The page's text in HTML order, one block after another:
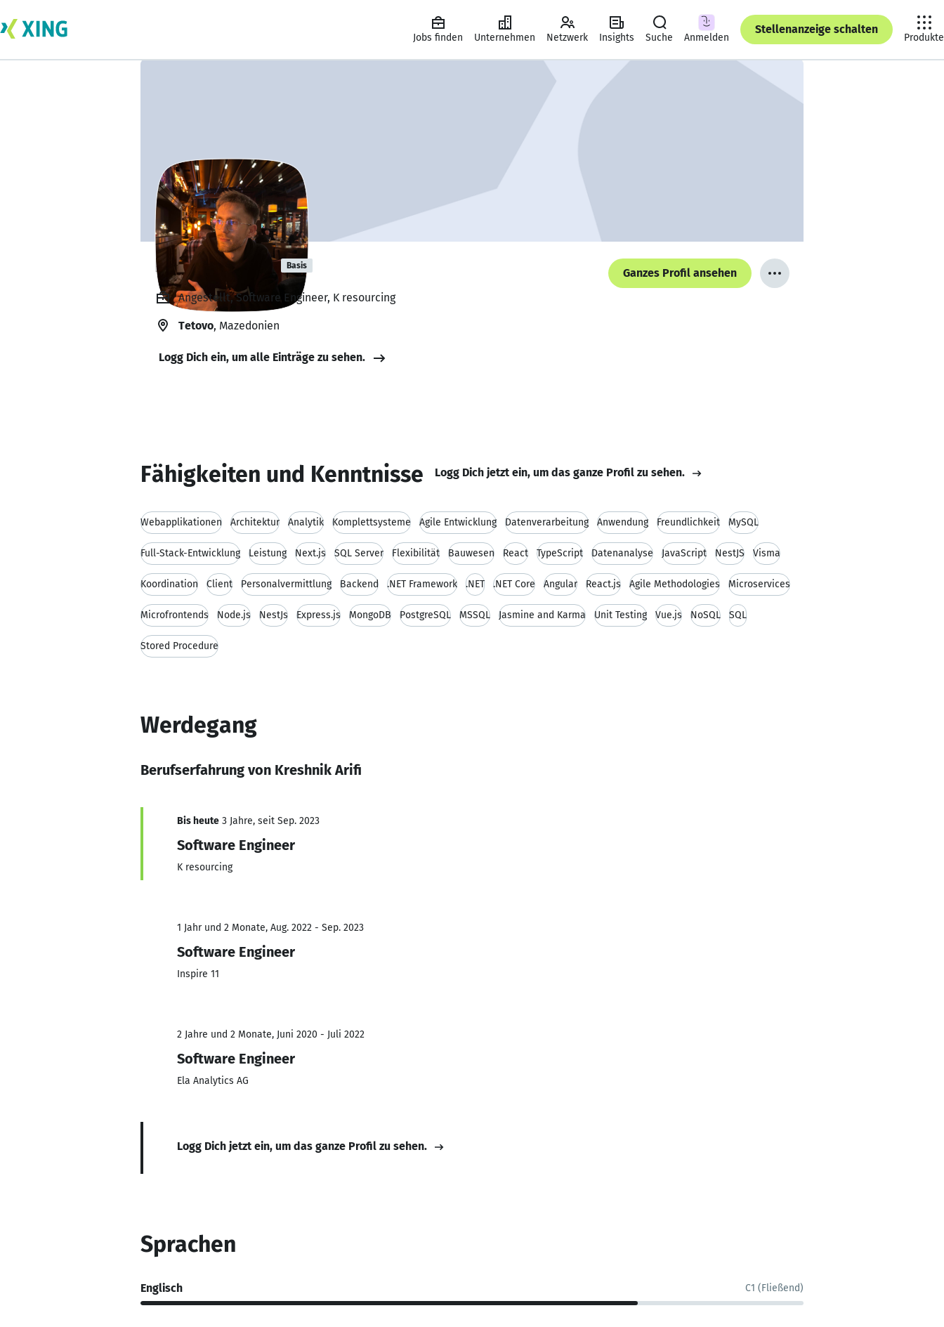
Jobs finden Unternehmen Netzwerk Insights Suche Anmelden
Stellenanzeige schalten
Produkte
Kreshnik Arifi Basis
Ganzes Profil ansehen
Angestellt, Software Engineer, K resourcing
Tetovo, Mazedonien
Logg Dich ein, um alle Einträge zu sehen.
Fähigkeiten und Kenntnisse Logg Dich jetzt ein, um das ganze Profil zu sehen.
Webapplikationen Architektur Analytik Komplettsysteme Agile Entwicklung Datenverarbeitung Anwendung Freundlichkeit MySQL
Full-Stack-Entwicklung Leistung Next.js SQL Server Flexibilität Bauwesen React TypeScript Datenanalyse JavaScript NestJS Visma
Koordination Client Personalvermittlung Backend .NET Framework .NET .NET Core Angular React.js Agile Methodologies Microservices
Microfrontends Node.js NestJs Express.js MongoDB PostgreSQL MSSQL Jasmine and Karma Unit Testing Vue.js NoSQL SQL
Stored Procedure
Werdegang
Berufserfahrung von Kreshnik Arifi
Bis heute 3 Jahre, seit Sep. 2023
Software Engineer
K resourcing
1 Jahr und 2 Monate, Aug. 2022 - Sep. 2023
Software Engineer
Inspire 11
2 Jahre und 2 Monate, Juni 2020 - Juli 2022
Software Engineer
Ela Analytics AG
Logg Dich jetzt ein, um das ganze Profil zu sehen.
Sprachen
Englisch C1 (Fließend)